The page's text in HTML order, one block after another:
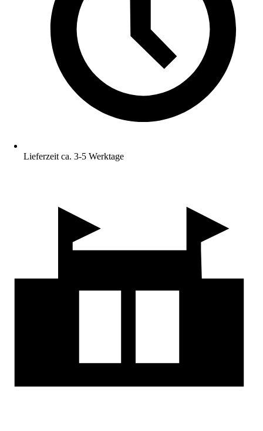
Lieferzeit ca. 3-5 Werktage